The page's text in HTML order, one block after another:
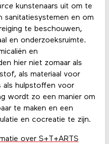
kunstenaars uit om te
sanitatiesystemen en om
te beschouwen,
en onderzoeksruimte.
en
hier niet zomaar als
als materiaal voor
als hulpstoffen voor
wordt zo een manier om
te maken en een
en cocreatie te zijn.
over S+T+ARTS